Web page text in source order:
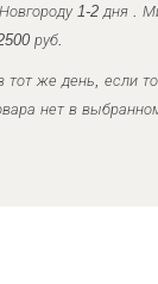
1-2 дня .
руб.
же день, если
нет в